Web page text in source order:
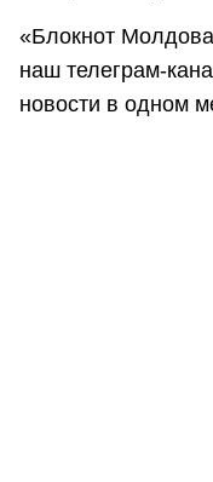
«Блокнот
наш телеграм-
новости в одном